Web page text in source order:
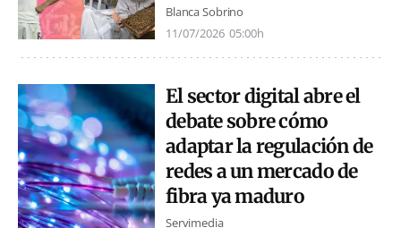
Blanca Sobrino
11/07/2026 05:00h
El sector digital abre el
debate sobre cómo
adaptar la regulación de
redes a un mercado de
fibra ya maduro
Servimedia